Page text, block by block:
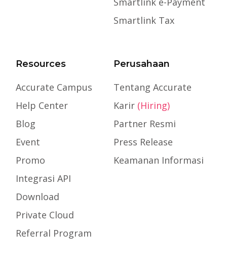
Smartlink Tax
Resources
Accurate Campus
Help Center
Blog
Event
Promo
Integrasi API
Download
Private Cloud
Referral Program
Perusahaan
Tentang Accurate
Karir (Hiring)
Partner Resmi
Press Release
Keamanan Informasi